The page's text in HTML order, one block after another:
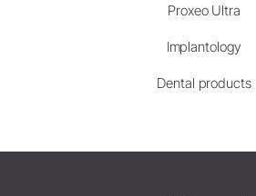
Proxeo Ultra
Implantology
Dental products